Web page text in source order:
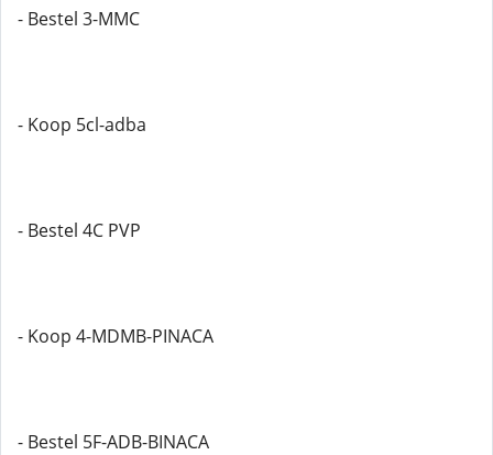
- Bestel 3-MMC
- Koop 5cl-adba
- Bestel 4C PVP
- Koop 4-MDMB-PINACA
- Bestel 5F-ADB-BINACA